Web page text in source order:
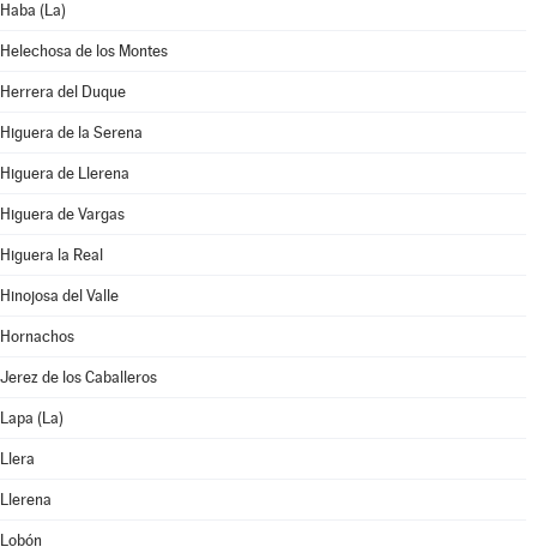
Haba (La)
Helechosa de los Montes
Herrera del Duque
Higuera de la Serena
Higuera de Llerena
Higuera de Vargas
Higuera la Real
Hinojosa del Valle
Hornachos
Jerez de los Caballeros
Lapa (La)
Llera
Llerena
Lobón